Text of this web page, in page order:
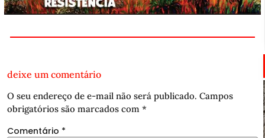
deixe um comentário
O seu endereço de e-mail não será publicado. Campos
obrigatórios são marcados com *
Comentário *